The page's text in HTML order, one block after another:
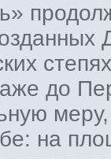
до
на